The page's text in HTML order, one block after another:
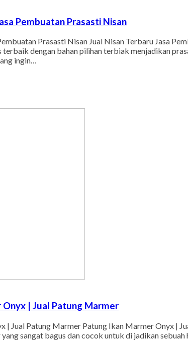
Pembuatan Prasasti Nisan
Prasasti Nisan Jual Nisan Terbaru Jasa
dengan bahan pilihan terbiak menjadikan
ingin…
| Jual Patung Marmer
| Jual Patung Marmer Patung Ikan Marmer Onyx |
sangat bagus dan cocok untuk di jadikan